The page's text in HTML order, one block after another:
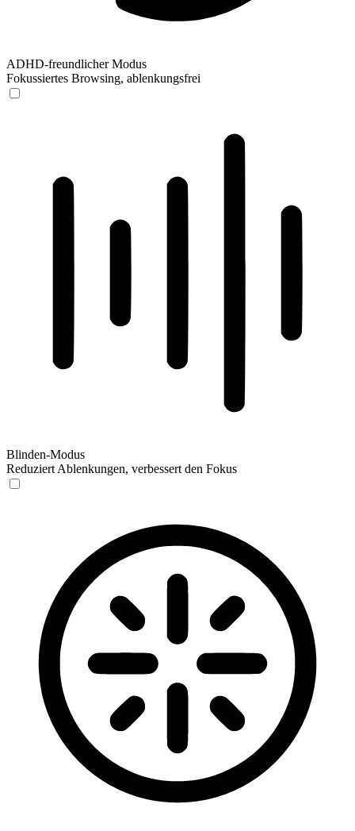
ADHD-freundlicher Modus
Fokussiertes Browsing, ablenkungsfrei
Blinden-Modus
Reduziert Ablenkungen, verbessert den Fokus